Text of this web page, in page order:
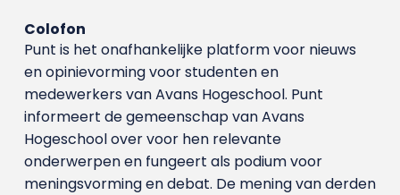
Colofon
Punt is het onafhankelijke platform voor nieuws
en opinievorming voor studenten en
medewerkers van Avans Hoge­school. Punt
informeert de gemeenschap van Avans
Hogeschool over voor hen relevante
onderwerpen en fungeert als podium voor
meningsvorming en debat. De mening van derden